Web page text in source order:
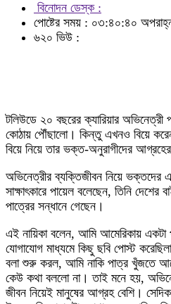
বিনোদন ডেস্ক :
পোষ্টের সময় : ০৩:৪০:৪০
৬২০ ভিউ :
টলিউডে ২০ বছরের ক্যারিয়ার
কোঠায় পৌঁছালো। কিন্তু এখনও বিয়ে
বিয়ে নিয়ে তার ভক্ত-অনুরাগীদের
অভিনেত্রীর ব্যক্তিজীবন নিয়ে
সাক্ষাৎকারে পায়েল বলেছেন, তিনি
পাত্রের সন্ধানে গেছেন।
এই নায়িকা বলেন, আমি আমেরিকায় একটা
যোগাযোগ মাধ্যমে কিছু ছবি পোস্ট
বলা শুরু করল, আমি নাকি পাত্র খুঁজতে
কেউ কথা বললো না। তাই মনে হয়,
জীবন নিয়েই মানুষের আগ্রহ বেশি।